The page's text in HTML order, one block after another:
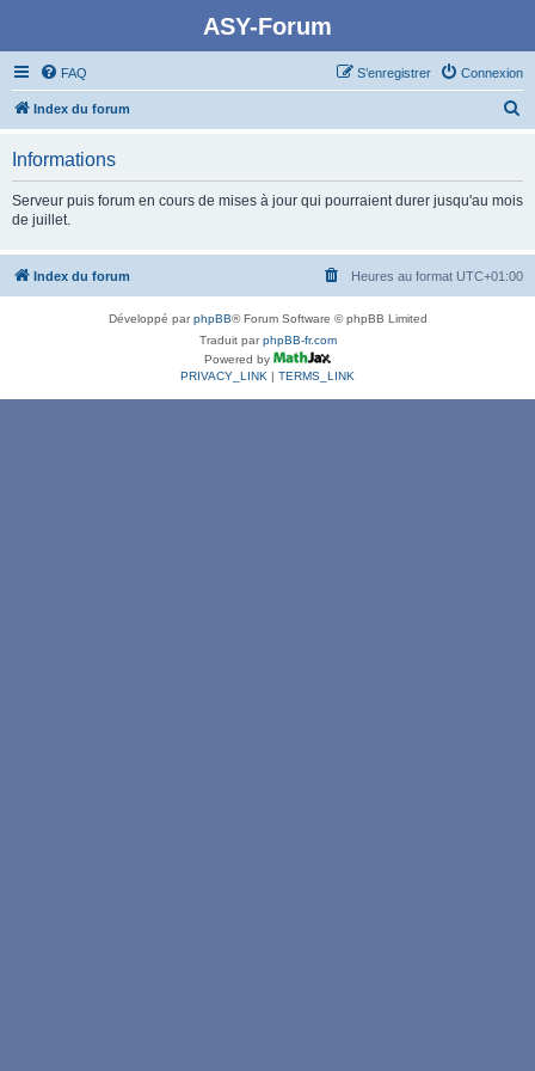
ASY-Forum
FAQ Connexion
S’enregistrer
Index du forum
c
Informations
Serveur puis forum en cours de mises à jour qui pourraient durer jusqu'au mois
de juillet.
Index du forum Heures au format UTC+01:00
Développé parphpBB® Forum Software © phpBB Limited
Traduit parphpBB-fr.com
Powered by
PRIVACY_LINK | TERMS_LINK